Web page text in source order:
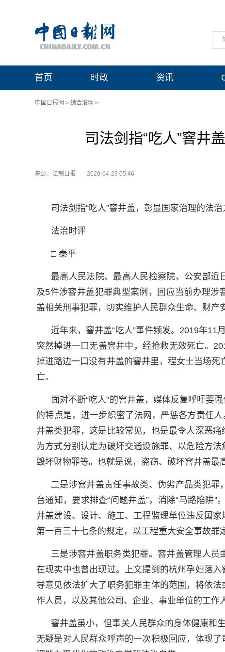
首页 时政 资讯
中国日报网 > 综合滚动 >
司法剑指“吃人”窨井
来源：法制日报 2020-04-23 05:46
司法剑指“吃人”窨井盖，彰显国家治理的法治
法治时评
□ 秦平
最高人民法院、最高人民检察院、公安部近
及5件涉窨井盖犯罪典型案例，回应当前办理
盖相关刑事犯罪，切实维护人民群众生命、财产
近年来，窨井盖“吃人”事件频发。2019年11
突然掉进一口无盖窨井中，经抢救无效死亡。
掉进路边一口没有井盖的窨井里，程女士当场
亡。
面对不断“吃人”的窨井盖，媒体反复呼吁要
的特点是，进一步织密了法网，严惩各方责任
井盖类犯罪，这是比较常见，也是最令人深恶
为方式分别认定为破坏交通设施罪、以危险方
毁坏财物罪等。也就是说，盗窃、破坏窨井盖最
二是涉窨井盖责任事故类、伪劣产品类犯
台通知，要求排查“问题井盖”，消除“马路陷阱
井盖建设、设计、施工、工程监理单位违反国
第一百三十七条的规定，以工程重大安全事故罪
三是涉窨井盖职务类犯罪。窨井盖管理人
在现实中也曾出现过。上文提到的杭州孕妇落
导意见依法扩大了职务犯罪主体的范围，将依
作人员，以及其他公司、企业、事业单位的工作
窨井盖虽小，但事关人民群众的身体健康和
无疑是对人民群众呼声的一次积极回应，体现